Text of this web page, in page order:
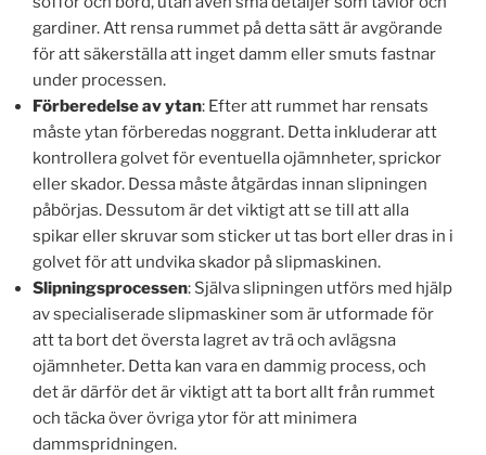
gardiner. Att rensa rummet på detta sätt är avgörande
för att säkerställa att inget damm eller smuts fastnar
under processen.
Förberedelse av ytan: Efter att rummet har rensats
måste ytan förberedas noggrant. Detta inkluderar att
kontrollera golvet för eventuella ojämnheter, sprickor
eller skador. Dessa måste åtgärdas innan slipningen
påbörjas. Dessutom är det viktigt att se till att alla
spikar eller skruvar som sticker ut tas bort eller dras in i
golvet för att undvika skador på slipmaskinen.
Slipningsprocessen: Själva slipningen utförs med hjälp
av specialiserade slipmaskiner som är utformade för
att ta bort det översta lagret av trä och avlägsna
ojämnheter. Detta kan vara en dammig process, och
det är därför det är viktigt att ta bort allt från rummet
och täcka över övriga ytor för att minimera
dammspridningen.